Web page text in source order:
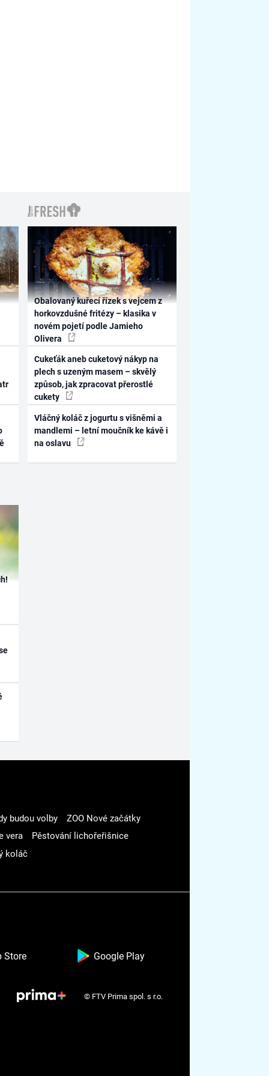
Obalovaný kuřecí řízek s vejcem z
horkovzdušné fritézy – klasika v
novém pojetí podle Jamieho
Olivera
Cukeťák aneb cuketový nákyp na
plech s uzeným masem – skvělý
způsob, jak zpracovat přerostlé
cukety
Vláčný koláč z jogurtu s višněmi a
mandlemi – letní moučník ke kávě i
na oslavu
budou volby
ZOO Nové začátky
vera
Pěstování lichořeřišnice
koláč
Store Google Play
© FTV Prima spol. s r.o.